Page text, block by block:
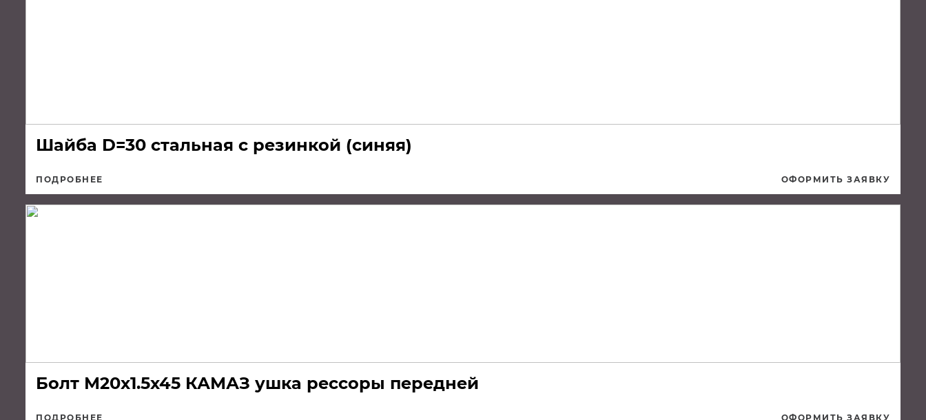
Шайба D=30 стальная с резинкой (синяя)
ПОДРОБНЕЕ ОФОРМИТЬ ЗАЯВКУ
Болт М20х1.5х45 КАМАЗ ушка рессоры передней
ПОДРОБНЕЕ ОФОРМИТЬ ЗАЯВКУ